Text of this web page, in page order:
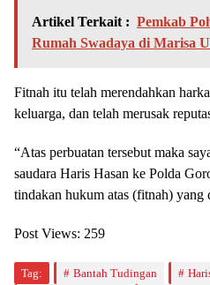
Artikel Terkait : Pemkab
Rumah Swadaya di Marisa
Fitnah itu telah merendahkan
keluarga, dan telah merusak
“Atas perbuatan tersebut maka
saudara Haris Hasan ke Polda
tindakan hukum atas (fitnah) yang
Post Views: 259
Tag: Bantah Tudingan